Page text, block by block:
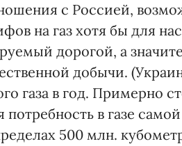
с Россией,
на газ хотя бы для
дорогой, а
добычи.
газа в год. Примерно
в газе
500 млн.